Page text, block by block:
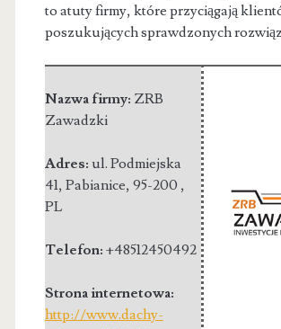
to atuty firmy, które przyciągają
poszukujących sprawdzonych
Nazwa firmy: ZRB
Zawadzki
Adres: ul. Podmiejska
41, Pabianice, 95-200 ,
PL
Telefon: +48512450492
Strona internetowa:
http://www.dachy-